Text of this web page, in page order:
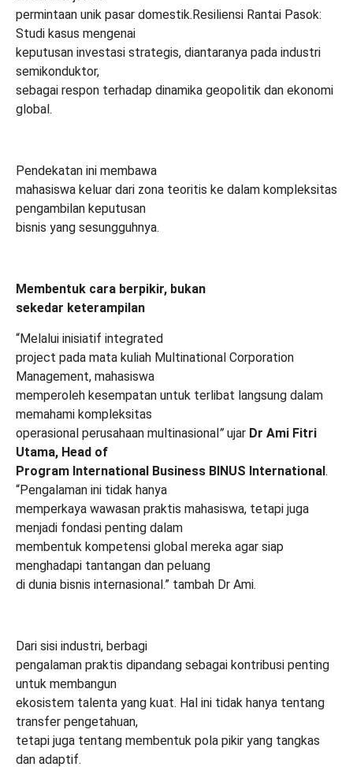
permintaan unik pasar domestik.Resiliensi Rantai Pasok:
Studi kasus mengenai
keputusan investasi strategis, diantaranya pada industri
semikonduktor,
sebagai respon terhadap dinamika geopolitik dan ekonomi
global.
Pendekatan ini membawa
mahasiswa keluar dari zona teoritis ke dalam kompleksitas
pengambilan keputusan
bisnis yang sesungguhnya.
Membentuk cara berpikir, bukan
sekedar keterampilan
“Melalui inisiatif integrated
project pada mata kuliah Multinational Corporation
Management, mahasiswa
memperoleh kesempatan untuk terlibat langsung dalam
memahami kompleksitas
operasional perusahaan multinasional” ujar Dr Ami Fitri
Utama, Head of
Program International Business BINUS International.
“Pengalaman ini tidak hanya
memperkaya wawasan praktis mahasiswa, tetapi juga
menjadi fondasi penting dalam
membentuk kompetensi global mereka agar siap
menghadapi tantangan dan peluang
di dunia bisnis internasional.” tambah Dr Ami.
Dari sisi industri, berbagi
pengalaman praktis dipandang sebagai kontribusi penting
untuk membangun
ekosistem talenta yang kuat. Hal ini tidak hanya tentang
transfer pengetahuan,
tetapi juga tentang membentuk pola pikir yang tangkas
dan adaptif.